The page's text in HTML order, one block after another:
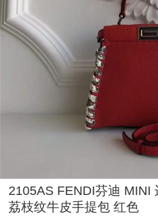
2105AS FENDI芬迪 MINI
荔枝纹牛皮手提包 红色